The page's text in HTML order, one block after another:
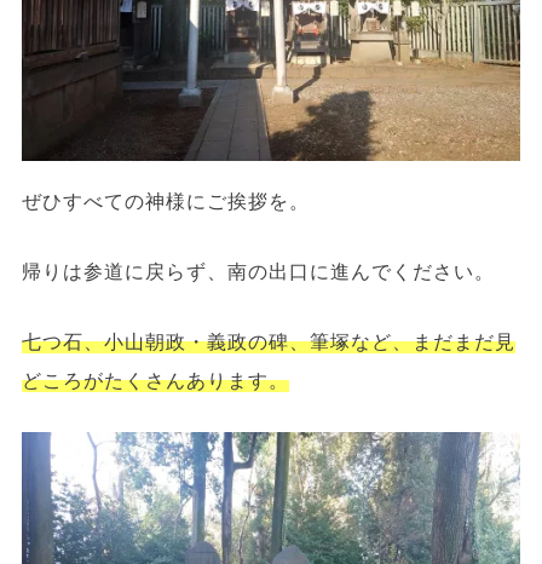
ぜひすべての神様にご挨拶を。
帰りは参道に戻らず、南の出口に進んでください。
七つ石、小山朝政・義政の碑、筆塚など、まだまだ見
どころがたくさんあります。